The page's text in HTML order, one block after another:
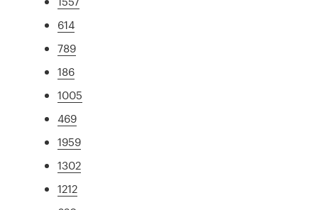
614
789
186
1005
469
1959
1302
1212